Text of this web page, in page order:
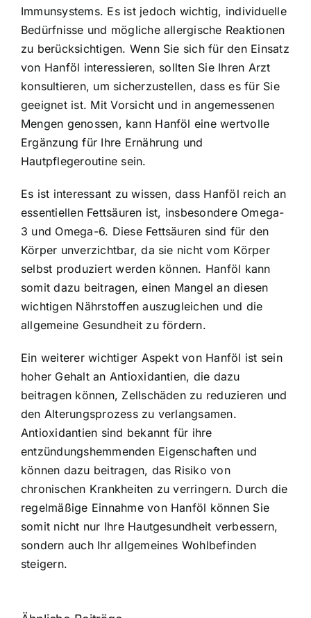
Immunsystems. Es ist jedoch wichtig, individuelle
Bedürfnisse und mögliche allergische Reaktionen
zu berücksichtigen. Wenn Sie sich für den Einsatz
von Hanföl interessieren, sollten Sie Ihren Arzt
konsultieren, um sicherzustellen, dass es für Sie
geeignet ist. Mit Vorsicht und in angemessenen
Mengen genossen, kann Hanföl eine wertvolle
Ergänzung für Ihre Ernährung und
Hautpflegeroutine sein.
Es ist interessant zu wissen, dass Hanföl reich an
essentiellen Fettsäuren ist, insbesondere Omega-
3 und Omega-6. Diese Fettsäuren sind für den
Körper unverzichtbar, da sie nicht vom Körper
selbst produziert werden können. Hanföl kann
somit dazu beitragen, einen Mangel an diesen
wichtigen Nährstoffen auszugleichen und die
allgemeine Gesundheit zu fördern.
Ein weiterer wichtiger Aspekt von Hanföl ist sein
hoher Gehalt an Antioxidantien, die dazu
beitragen können, Zellschäden zu reduzieren und
den Alterungsprozess zu verlangsamen.
Antioxidantien sind bekannt für ihre
entzündungshemmenden Eigenschaften und
können dazu beitragen, das Risiko von
chronischen Krankheiten zu verringern. Durch die
regelmäßige Einnahme von Hanföl können Sie
somit nicht nur Ihre Hautgesundheit verbessern,
sondern auch Ihr allgemeines Wohlbefinden
steigern.